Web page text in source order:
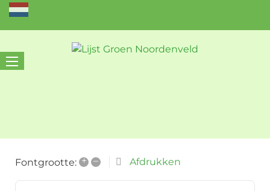
Fontgrootte: + – Afdrukken